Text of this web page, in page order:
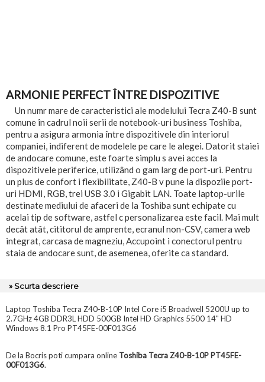
ARMONIE PERFECT ÎNTRE DISPOZITIVE
Un numr mare de caracteristici ale modelului Tecra Z40-B sunt
comune în cadrul noii serii de notebook-uri business Toshiba,
pentru a asigura armonia între dispozitivele din interiorul
companiei, indiferent de modelele pe care le alegei. Datorit staiei
de andocare comune, este foarte simplu s avei acces la
dispozitivele periferice, utilizând o gam larg de port-uri. Pentru
un plus de confort i flexibilitate, Z40-B v pune la dispoziie port-
uri HDMI, RGB, trei USB 3.0 i Gigabit LAN. Toate laptop-urile
destinate mediului de afaceri de la Toshiba sunt echipate cu
acelai tip de software, astfel c personalizarea este facil. Mai mult
decât atât, cititorul de amprente, ecranul non-CSV, camera web
integrat, carcasa de magneziu, Accupoint i conectorul pentru
staia de andocare sunt, de asemenea, oferite ca standard.
» Scurta descriere
Laptop Toshiba Tecra Z40-B-10P Intel Core i5 Broadwell 5200U up to
2.7GHz 4GB DDR3L HDD 500GB Intel HD Graphics 5500 14" HD
Windows 8.1 Pro PT45FE-00F013G6
De la Bocris poti cumpara online Toshiba Tecra Z40-B-10P PT45FE-
00F013G6.